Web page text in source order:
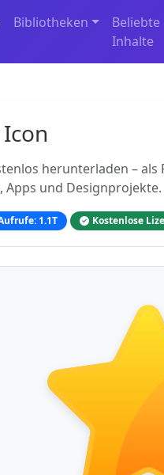
Bibliotheken
Beliebte
Inhalte
herunterladen – als
Apps und Designprojekte.
1.1T Kostenlose